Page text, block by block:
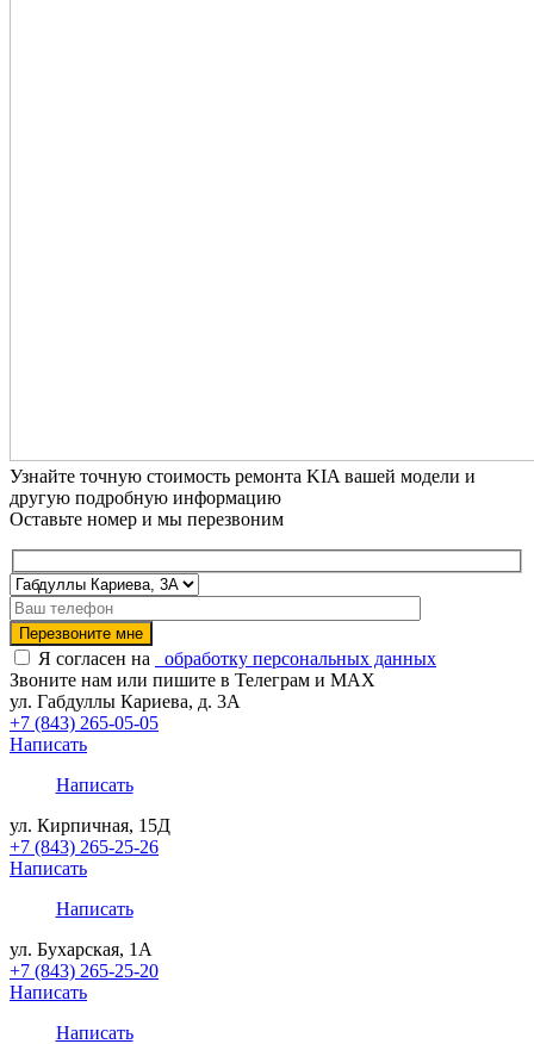
Узнайте точную стоимость ремонта KIA вашей модели и
другую подробную информацию
Оставьте номер и мы перезвоним
Я согласен на
обработку персональных данных
Звоните нам или пишите в Телеграм и MAX
ул. Габдуллы Кариева, д. 3А
+7 (843) 265-05-05
Написать
Написать
ул. Кирпичная, 15Д
+7 (843) 265-25-26
Написать
Написать
ул. Бухарская, 1А
+7 (843) 265-25-20
Написать
Написать